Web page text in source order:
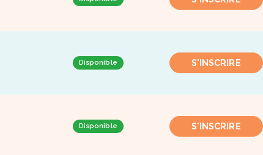
Disponible S'INSCRIRE
Disponible S'INSCRIRE